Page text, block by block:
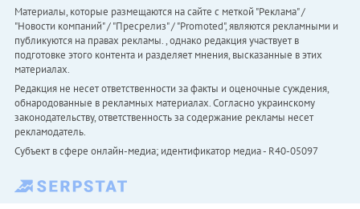
Материалы, которые размещаются на сайте с меткой "Реклама" /
"Новости компаний" / "Пресрелиз" / "Promoted", являются рекламными и
публикуются на правах рекламы. , однако редакция участвует в
подготовке этого контента и разделяет мнения, высказанные в этих
материалах.
Редакция не несет ответственности за факты и оценочные суждения,
обнародованные в рекламных материалах. Согласно украинскому
законодательству, ответственность за содержание рекламы несет
рекламодатель.
Субъект в сфере онлайн-медиа; идентификатор медиа - R40-05097